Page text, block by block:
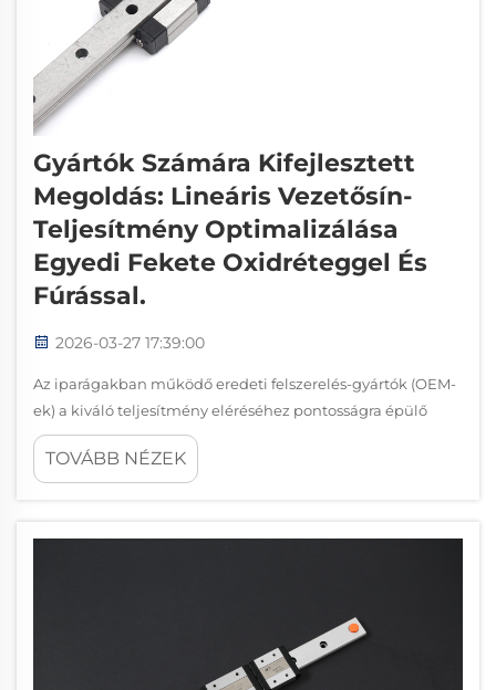
Gyártók Számára Kifejlesztett
Megoldás: Lineáris Vezetősín-
Teljesítmény Optimalizálása
Egyedi Fekete Oxidréteggel És
Fúrással.
2026-03-27 17:39:00
Az iparágakban működő eredeti felszerelés-gyártók (OEM-
ek) a kiváló teljesítmény eléréséhez pontosságra épülő
mozgási rendszerekre támaszkodnak gépeikben és
berendezéseikben. A megfelelő lineáris mozgási
TOVÁBB NÉZEK